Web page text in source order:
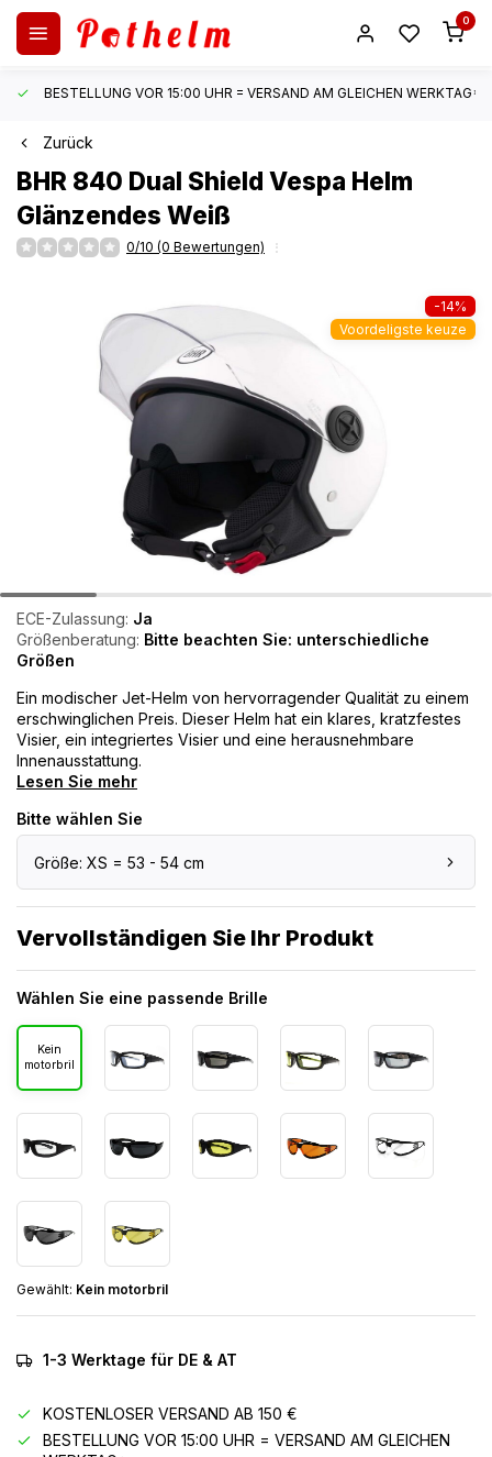
0
BESTELLUNG VOR 15:00 UHR = VERSAND AM GLEICHEN WERKTAG*
Zurück
BHR 840 Dual Shield Vespa Helm
Glänzendes Weiß
0/10 (0 Bewertungen)
-14%
Voordeligste keuze
ECE-Zulassung: Ja
Größenberatung: Bitte beachten Sie: unterschiedliche
Größen
Ein modischer Jet-Helm von hervorragender Qualität zu einem
erschwinglichen Preis. Dieser Helm hat ein klares, kratzfestes
Visier, ein integriertes Visier und eine herausnehmbare
Innenausstattung.
Lesen Sie mehr
Bitte wählen Sie
Größe: XS = 53 - 54 cm
Vervollständigen Sie Ihr Produkt
Wählen Sie eine passende Brille
Kein
motorbril
Gewählt: Kein motorbril
1-3 Werktage für DE & AT
KOSTENLOSER VERSAND AB 150 €
BESTELLUNG VOR 15:00 UHR = VERSAND AM GLEICHEN